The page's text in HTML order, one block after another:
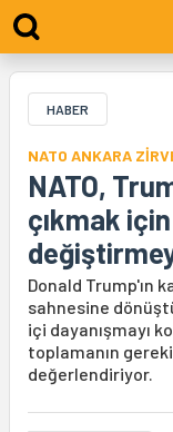
HABER
NATO ANKARA
NATO,
çıkmak
Donald Trump'ın
sahnesine
içi dayanışmayı
toplamanın
değerlendiriyor.